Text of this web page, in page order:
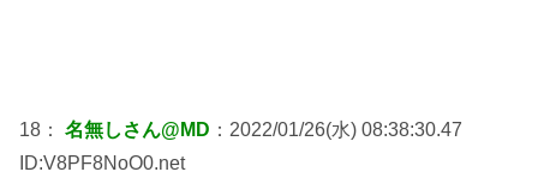
18： 名無しさん@MD ：2022/01/26(水) 08:38:30.47
ID:V8PF8NoO0.net